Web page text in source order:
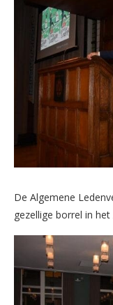
De Algemene
gezellige borrel in